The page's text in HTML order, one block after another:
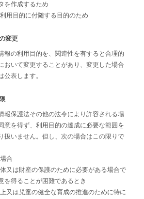
を作成するため
用目的に付随する目的のため
変更
報の利用目的を、関連性を有すると合理的
おいて変更することがあり、変更した場合
公表します。
報保護法その他の法令により許容される場
意を得ず、利用目的の達成に必要な範囲を
扱いません。但し、次の場合はこの限りで
合
又は財産の保護のために必要がある場合で
を得ることが困難であるとき
又は児童の健全な育成の推進のために特に